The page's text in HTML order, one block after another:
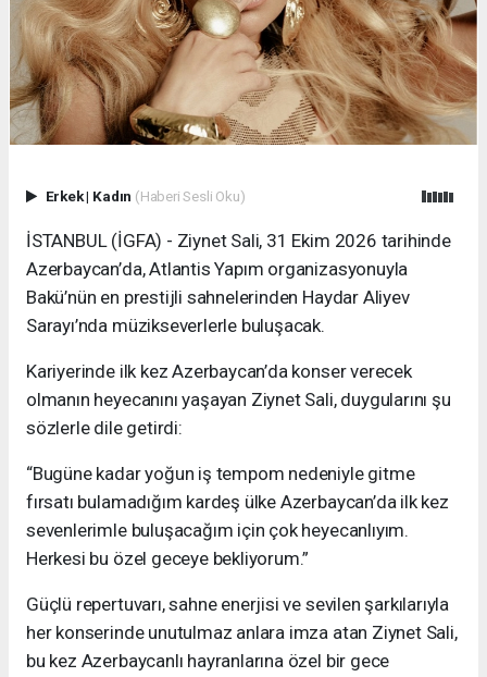
Erkek| Kadın (Haberi Sesli Oku)
İSTANBUL (İGFA) - Ziynet Sali, 31 Ekim 2026 tarihinde
Azerbaycan’da, Atlantis Yapım organizasyonuyla
Bakü’nün en prestijli sahnelerinden Haydar Aliyev
Sarayı’nda müzikseverlerle buluşacak.
Kariyerinde ilk kez Azerbaycan’da konser verecek
olmanın heyecanını yaşayan Ziynet Sali, duygularını şu
sözlerle dile getirdi:
“Bugüne kadar yoğun iş tempom nedeniyle gitme
fırsatı bulamadığım kardeş ülke Azerbaycan’da ilk kez
sevenlerimle buluşacağım için çok heyecanlıyım.
Herkesi bu özel geceye bekliyorum.”
Güçlü repertuvarı, sahne enerjisi ve sevilen şarkılarıyla
her konserinde unutulmaz anlara imza atan Ziynet Sali,
bu kez Azerbaycanlı hayranlarına özel bir gece